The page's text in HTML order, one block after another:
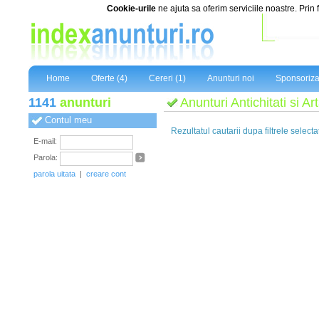
Cookie-urile ne ajuta sa oferim serviciile noastre.
Home Oferte (4) Cereri (1) Anunturi noi
1141 anunturi
Contul meu
E-mail:
Parola:
parola uitata | creare cont
Anunturi Antichitati si
Rezultatul cautarii dupa filtrele